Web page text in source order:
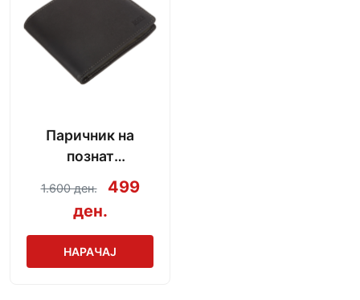
Паричник на
познат
производител
1.600 ден.
499
ден.
НАРАЧАЈ